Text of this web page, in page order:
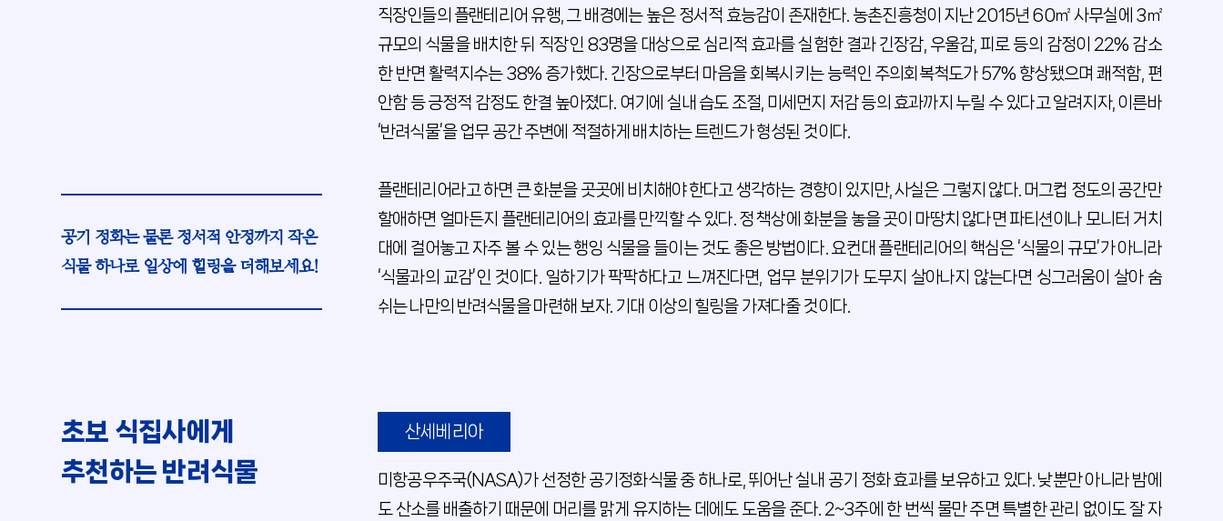
직장인들의 플랜테리어 유행, 그 배경에는 높은 정서적 효능감이 존재한다. 농촌진흥청이 지난 2015년 60㎡ 사무실에 3㎡
규모의 식물을 배치한 뒤 직장인 83명을 대상으로 심리적 효과를 실험한 결과 긴장감, 우울감, 피로 등의 감정이 22% 감소
한 반면 활력지수는 38% 증가했다. 긴장으로부터 마음을 회복시키는 능력인 주의회복척도가 57% 향상됐으며 쾌적함, 편
안함 등 긍정적 감정도 한결 높아졌다. 여기에 실내 습도 조절, 미세먼지 저감 등의 효과까지 누릴 수 있다고 알려지자, 이른바
‘반려식물’을 업무 공간 주변에 적절하게 배치하는 트렌드가 형성된 것이다.
공기 정화는 물론 정서적 안정까지 작은
식물 하나로 일상에 힐링을 더해보세요!
플랜테리어라고 하면 큰 화분을 곳곳에 비치해야 한다고 생각하는 경향이 있지만, 사실은 그렇지 않다. 머그컵 정도의 공간만
할애하면 얼마든지 플랜테리어의 효과를 만끽할 수 있다. 정 책상에 화분을 놓을 곳이 마땅치 않다면 파티션이나 모니터 거치
대에 걸어놓고 자주 볼 수 있는 행잉 식물을 들이는 것도 좋은 방법이다. 요컨대 플랜테리어의 핵심은 ‘식물의 규모’가 아니라
‘식물과의 교감’인 것이다. 일하기가 팍팍하다고 느껴진다면, 업무 분위기가 도무지 살아나지 않는다면 싱그러움이 살아 숨
쉬는 나만의 반려식물을 마련해 보자. 기대 이상의 힐링을 가져다줄 것이다.
초보 식집사에게
추천하는 반려식물
산세베리아
미항공우주국(NASA)가 선정한 공기정화식물 중 하나로, 뛰어난 실내 공기 정화 효과를 보유하고 있다. 낮뿐만 아니라 밤에
도 산소를 배출하기 때문에 머리를 맑게 유지하는 데에도 도움을 준다. 2~3주에 한 번씩 물만 주면 특별한 관리 없이도 잘 자